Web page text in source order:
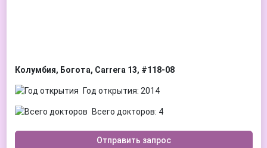
Колумбия, Богота, Carrera 13, #118-08
Год открытия: 2014
Всего докторов: 4
Отправить запрос